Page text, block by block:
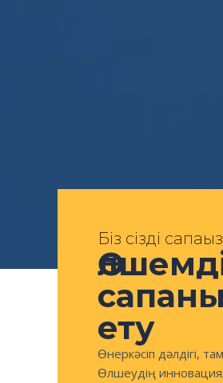
Біз сіздің
ету
Өнеркәсіп дәлдігі,
Өлшеудің